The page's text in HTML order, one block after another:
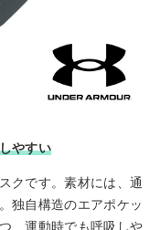
やすい
クです。素材には、通
独自構造のエアポケッ
、運動時でも呼吸しや